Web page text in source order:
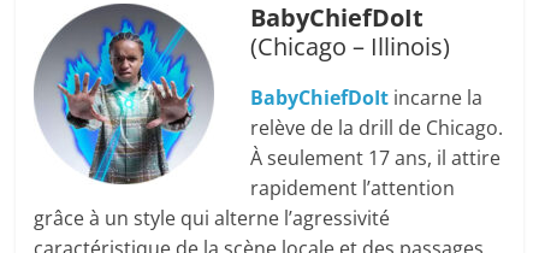
BabyChiefDoIt
(Chicago – Illinois)
BabyChiefDoIt incarne la
relève de la drill de Chicago.
À seulement 17 ans, il attire
rapidement l’attention
grâce à un style qui alterne l’agressivité